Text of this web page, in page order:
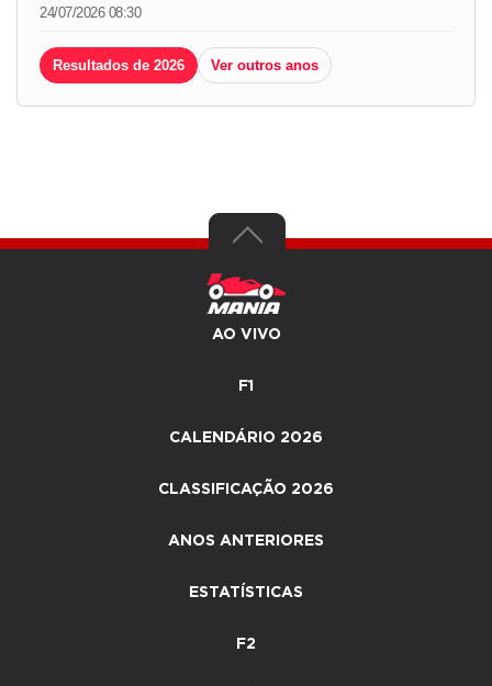
24/07/2026 08:30
Resultados de 2026 Ver outros anos
AO VIVO
F1
CALENDÁRIO 2026
CLASSIFICAÇÃO 2026
ANOS ANTERIORES
ESTATÍSTICAS
F2